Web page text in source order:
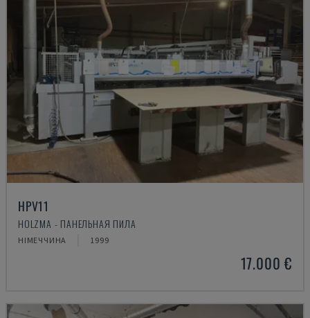
HPV11
HOLZMA - ПАНЕЛЬНАЯ ПИЛА
НІМЕЧЧИНА 1999
17.000 €